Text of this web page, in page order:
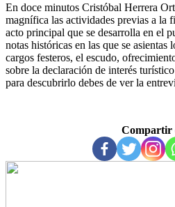
En doce minutos Cristóbal Herrera
magnífica las actividades previas a la
acto principal que se desarrolla en el
notas históricas en las que se asientas
cargos festeros, el escudo,
sobre la declaración de interés
para descubrirlo debes de ver la
Compartir